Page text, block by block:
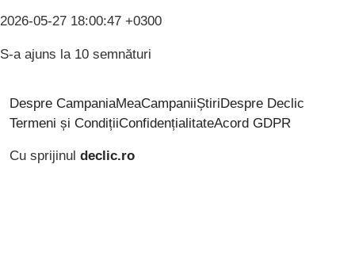
2026-05-27 18:00:47 +0300
S-a ajuns la 10 semnături
Despre CampaniaMeaCampaniiȘtiri Despre Declic
Termeni și CondițiiConfidențialitateAcord GDPR
Cu sprijinul declic.ro